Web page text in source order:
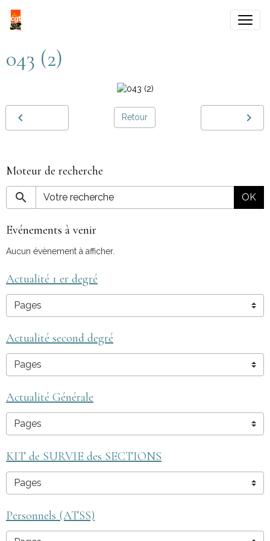
043 (2)
Retour
Moteur de recherche
OK
Evénements à venir
Aucun évènement à afficher.
Actualité 1 er degré
Actualité second degré
Actualité Générale
KIT de SURVIE des SECTIONS
Personnels (ATSS)